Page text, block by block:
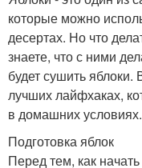
которые можно
десертах. Но что
знаете, что с ними
будет сушить
лучших лайфхаках,
в домашних условиях.
Подготовка яблок
Перед тем, как